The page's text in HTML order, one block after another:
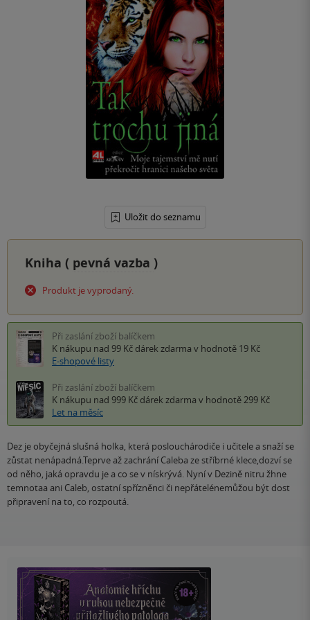
Uložit do seznamu
Kniha ( pevná vazba )
Produkt je vyprodaný.
Při zaslání zboží balíčkem
K nákupu nad 99 Kč dárek zdarma v hodnotě 19 Kč
E-shopové listy
Při zaslání zboží balíčkem
K nákupu nad 999 Kč dárek zdarma v hodnotě 299 Kč
Let na měsíc
Dez je obyčejná slušná holka, která poslouchárodiče i učitele a snaží se
zůstat nenápadná.Teprve až zachrání Caleba ze stříbrné klece,dozví se
od něho, jaká opravdu je a co se v nískrývá. Nyní v Dezině nitru žhne
temnotaa ani Caleb, ostatní spřízněnci či nepřátelénemůžou být dost
připravení na to, co rozpoutá.